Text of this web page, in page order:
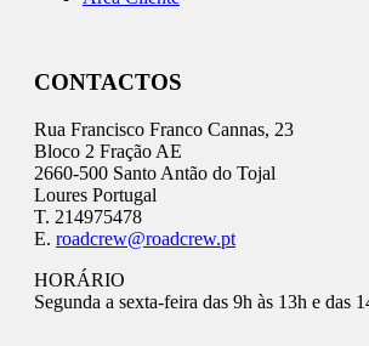
CONTACTOS
Rua Francisco Franco Cannas, 23
Bloco 2 Fração AE
2660-500 Santo Antão do Tojal
Loures Portugal
T. 214975478
E. roadcrew@roadcrew.pt
HORÁRIO
Segunda a sexta-feira das 9h às 13h e das